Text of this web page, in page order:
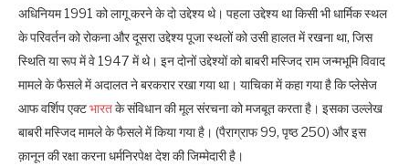
अधिनियम 1991 को लागू करने के दो उद्देश्य थे। पहला उद्देश्य था किसी भी धार्मिक स्थल
के परिवर्तन को रोकना और दूसरा उद्देश्य पूजा स्थलों को उसी हालत में रखना था, जिस
स्थिति या रूप में वे 1947 में थे। इन दोनों उद्देश्यों को बाबरी मस्जिद राम जन्मभूमि विवाद
मामले के फैसले में अदालत ने बरकरार रखा गया था। याचिका में कहा गया है कि प्लेसेज
आफ वर्शिप एक्टभारतके संविधान की मूल संरचना को मजबूत करता है। इसका उल्लेख
बाबरी मस्जिद मामले के फैसले में किया गया है। (पैराग्राफ 99, पृष्ठ 250) और इस
क़ानून की रक्षा करना धर्मनिरपेक्ष देश की जिम्मेदारी है।